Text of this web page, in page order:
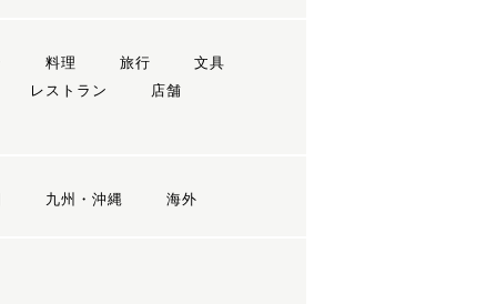
料理 旅行
文具
レストラン
店舗
九州・沖縄 海外